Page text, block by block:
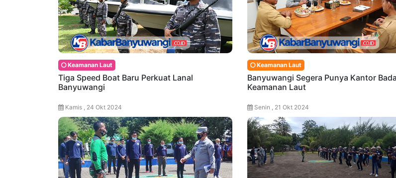
Keamanan Laut
Tiga Speed Boat Baru Perkuat Lanal
Banyuwangi
Kamis , 24 Okt 2024
Keamanan Laut
Banyuwangi Segera Punya Kantor
Keamanan Laut
Senin , 21 Okt 2024